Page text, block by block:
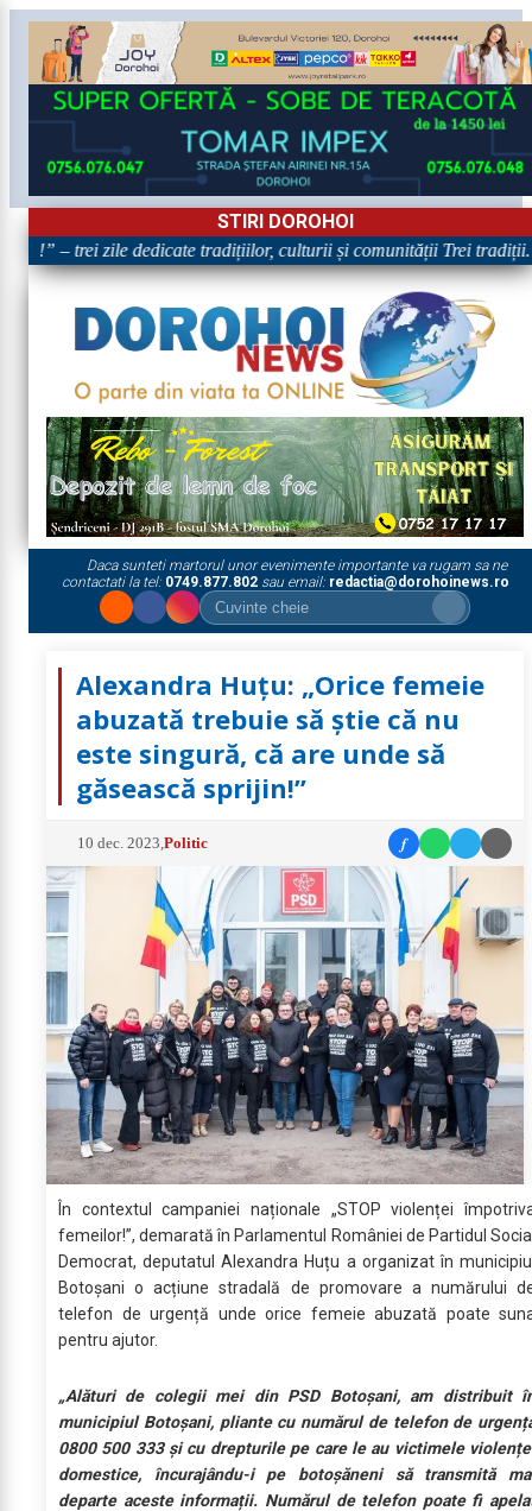
STIRI DOROHOI
– trei zile dedicate tradițiilor, culturii și comunității Trei tradiții.
Daca sunteti martorul unor evenimente importante va rugam sa ne
contactati la tel: 0749.877.802sau email: redactia@dorohoinews.ro
Alexandra Huțu: „Orice femeie
abuzată trebuie să știe că nu
este singură, că are unde să
găsească sprijin!”
10 dec. 2023 ,Politic f
În contextul campaniei naționale „STOP violenței
femeilor!”, demarată în Parlamentul României de Partidul
Democrat, deputatul Alexandra Huțu a organizat în
Botoșani o acțiune stradală de promovare a numărului
telefon de urgență unde orice femeie abuzată poate
pentru ajutor.
„Alături de colegii mei din PSD Botoșani, am distribuit
municipiul Botoșani, pliante cu numărul de telefon de
0800 500 333 și cu drepturile pe care le au victimele
domestice, încurajându-i pe botoșăneni să transmită
departe aceste informații. Numărul de telefon poate fi